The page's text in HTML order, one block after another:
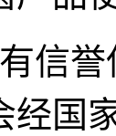
信
经国